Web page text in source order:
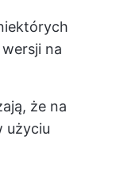
na
że na
użyciu